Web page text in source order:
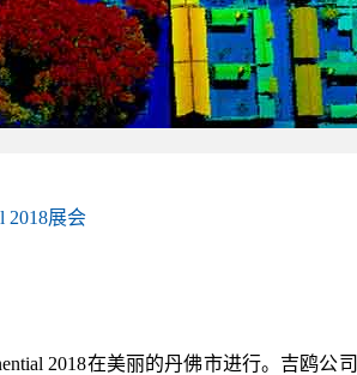
2018展会
2018在美丽的丹佛市进行。吉鸥公司